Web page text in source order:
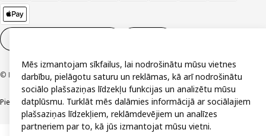
© Inter IKEA Systems B.V. 1999-2026
PiekļūstamībaVispārīgi noteikumi Privātuma un sīkdatņu politikaKontakti
Mēs izmantojam sīkfailus, lai nodrošinātu mūsu vietnes
darbību, pielāgotu saturu un reklāmas, kā arī nodrošinātu
sociālo plašsaziņas līdzekļu funkcijas un analizētu mūsu
datplūsmu. Turklāt mēs dalāmies informācijā ar sociālajiem
plašsaziņas līdzekļiem, reklāmdevējiem un analīzes
partneriem par to, kā jūs izmantojat mūsu vietni.